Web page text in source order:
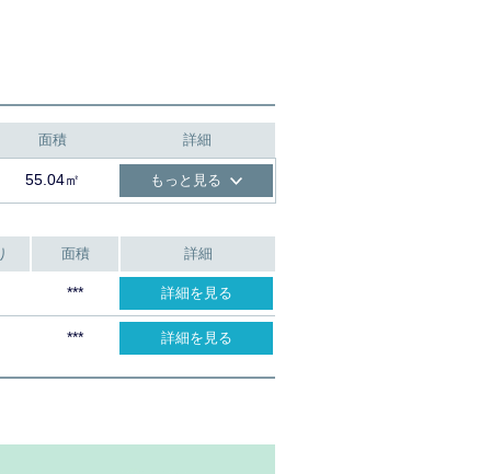
面積 詳細
55.04㎡ もっと見る
面積 詳細
*** 詳細を見る
*** 詳細を見る